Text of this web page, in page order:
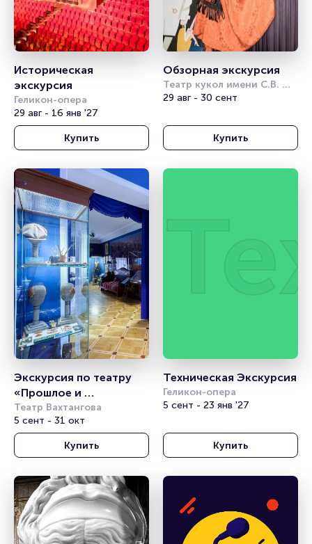
Историческая
экскурсия
Геликон-опера
29 авг - 16 янв '27
Купить
Обзорная экскурсия
Театр кукол имени С.В.
Образцова
29 авг - 30 сент
Купить
Экскурсия по театру
«Прошлое и
настоящее»
Театр Вахтангова
5 сент - 31 окт
Купить
Техническая Экскурсия
Геликон-опера
5 сент - 23 янв '27
Купить